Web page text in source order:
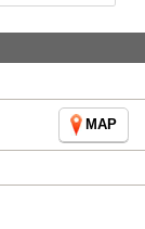
MAP